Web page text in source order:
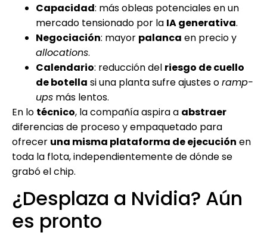
Capacidad: más obleas potenciales en un
mercado tensionado por la IA generativa.
Negociación: mayor palanca en precio y
allocations.
Calendario: reducción del riesgo de cuello
de botella si una planta sufre ajustes oramp-
ups más lentos.
En lo técnico, la compañía aspira a abstraer
diferencias de proceso y empaquetado para
ofrecer una misma plataforma de ejecución en
toda la flota, independientemente de dónde se
grabó el chip.
¿Desplaza a Nvidia? Aún
es pronto